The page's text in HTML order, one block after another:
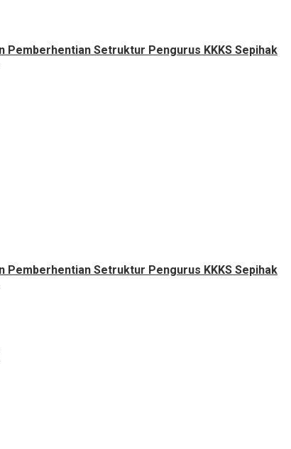
Pemberhentian Setruktur Pengurus KKKS Sepihak
Pemberhentian Setruktur Pengurus KKKS Sepihak